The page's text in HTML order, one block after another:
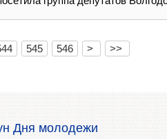
545 546 > >>
Дня молодежи